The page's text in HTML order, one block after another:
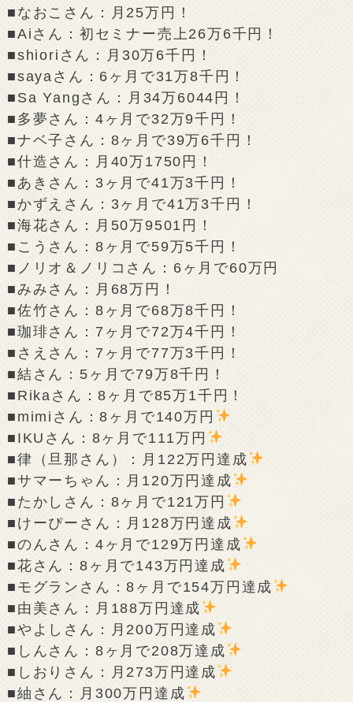
■なおこさん：月25万円！
■Aiさん：初セミナー売上26万6千円！
■shioriさん：月30万6千円！
■sayaさん：6ヶ月で31万8千円！
■Sa Yangさん：月34万6044円！
■多夢さん：4ヶ月で32万9千円！
■ナベ子さん：8ヶ月で39万6千円！
■什造さん：月40万1750円！
■あきさん：3ヶ月で41万3千円！
■かずえさん：3ヶ月で41万3千円！
■海花さん：月50万9501円！
■こうさん：8ヶ月で59万5千円！
■ノリオ＆ノリコさん：6ヶ月で60万円
■みみさん：月68万円！
■佐竹さん：8ヶ月で68万8千円！
■珈琲さん：7ヶ月で72万4千円！
■さえさん：7ヶ月で77万3千円！
■結さん：5ヶ月で79万8千円！
■Rikaさん：8ヶ月で85万1千円！
■mimiさん：8ヶ月で140万円
■IKUさん：8ヶ月で111万円
■律（旦那さん）：月122万円達成
■サマーちゃん：月120万円達成
■たかしさん：8ヶ月で121万円
■けーぴーさん：月128万円達成
■のんさん：4ヶ月で129万円達成
■花さん：8ヶ月で143万円達成
■モグランさん：8ヶ月で154万円達成
■由美さん：月188万円達成
■やよしさん：月200万円達成
■しんさん：8ヶ月で208万達成
■しおりさん：月273万円達成
■紬さん：月300万円達成